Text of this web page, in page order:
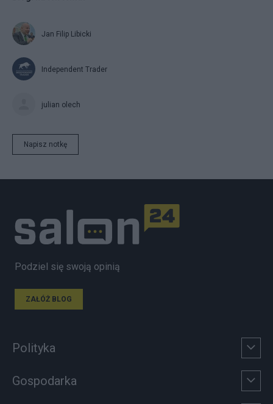
Jan Filip Libicki
Independent Trader
julian olech
Napisz notkę
Podziel się swoją opinią
ZAŁÓŻ BLOG
Polityka
Gospodarka